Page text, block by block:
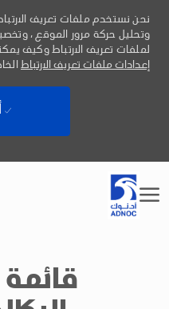
نحن نستخدم ملفات تعريف
وتحليل حركة مرور الموقع ،
لملفات تعريف الارتباط وكيف
إعدادات ملفات تعريف الارتباط